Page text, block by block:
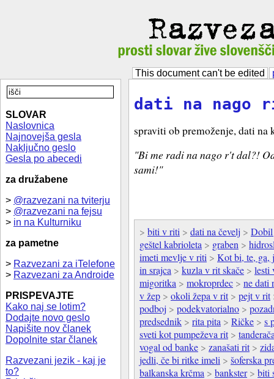
This document can't be edited
SLOVAR
Naslovnica
Najnovejša gesla
Naključno geslo
Gesla po abecedi
za družabene
> @razvezani na tviterju
> @razvezani na fejsu
> in na Kulturniku
za pametne
> Razvezani za iTelefone
> Razvezani za Androide
PRISPEVAJTE
Kako naj se lotim?
Dodajte novo geslo
Napišite nov članek
Dopolnite star članek
Razvezani jezik - kaj je
to?
dati na nago
spraviti ob premoženje, dati na
"Bi me radi na nago r't dal?!
sami!"
> biti v riti > dati na čevelj >
geštel kabrioleta > graben >
imeti mevlje v riti > Kot bi, te, ga,
in srajca > kuzla v rit skače > lesti
migoritka > mokroprdec > ne dati
v žep > okoli žepa v rit> pejt v rit
podboj > podekvatorialno >
predsednik > rita pita > Ričke > s
sveti kot pumpeževa rit>
vogal od banke > zanašati rit>
jedli, če bi ritke imeli > šoferska
balkanska krčma > bankster> biti